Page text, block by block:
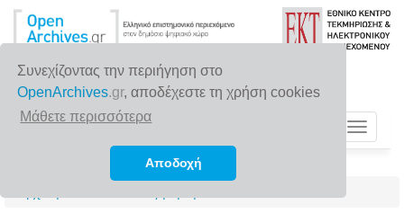
Συνεχίζοντας την περιήγηση στο
OpenArchives.gr, αποδέχεστε τη χρήση cookies
Μάθετε περισσότερα
Αποδοχή
Toggle